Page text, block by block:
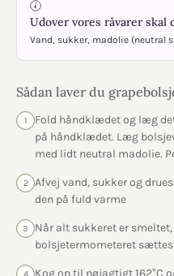
Udover vores råvarer skal
Vand, sukker, madolie (neutral
Sådan laver du
1
Fold håndklædet og læg
på håndklædet. Læg
med lidt neutral madolie.
2
Afvej vand, sukker og
den på fuld varme
3
Når alt sukkeret er
bolsjetermometeret
Kog op til nøjagtigt 162°C